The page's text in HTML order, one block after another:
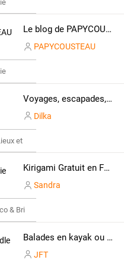
Le blog de PAPYCOUSTEAU
PAPYCOUSTEAU
Voyages, escapades, randonnées
Dilka
et Événements
Kirigami Gratuit en Folie
Sandra
& Bricolage
Balades en kayak ou paddle
JFT